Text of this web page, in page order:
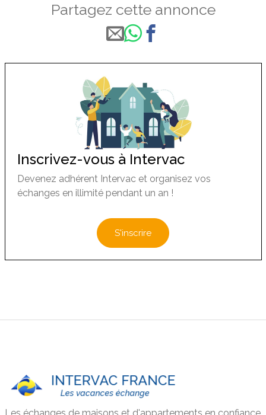
Partagez cette annonce
Inscrivez-vous à Intervac
Devenez adhérent Intervac et organisez vos
échanges en illimité pendant un an !
S'inscrire